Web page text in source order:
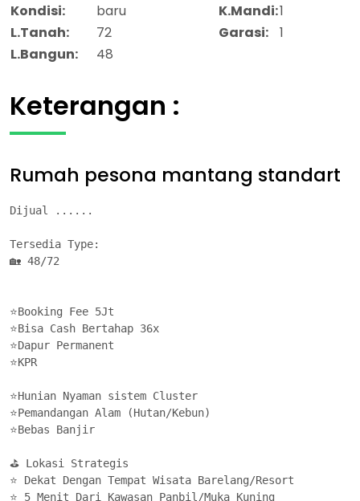
Kondisi:
baru K.Mandi:1
L.Tanah:
72 Garasi:
1
L.Bangun:
48
Keterangan :
Rumah pesona mantang standart
Dijual ......
Tersedia Type:
🏡 48/72
⭐Booking Fee 5Jt
⭐Bisa Cash Bertahap 36x
⭐Dapur Permanent
⭐KPR
⭐Hunian Nyaman sistem Cluster
⭐Pemandangan Alam (Hutan/Kebun)
⭐Bebas Banjir
⛳ Lokasi Strategis
⭐ Dekat Dengan Tempat Wisata Barelang/Resort
⭐ 5 Menit Dari Kawasan Panbil/Muka Kuning